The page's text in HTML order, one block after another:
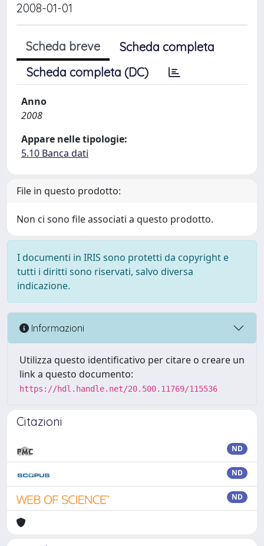
2008-01-01
Scheda breve
Scheda completa
Scheda completa (DC)
Anno
2008
Appare nelle tipologie:
5.10 Banca dati
File in questo prodotto:
Non ci sono file associati a questo prodotto.
I documenti in IRIS sono protetti da copyright e
tutti i diritti sono riservati, salvo diversa
indicazione.
Informazioni
Utilizza questo identificativo per citare o creare un
link a questo documento:
https://hdl.handle.net/20.500.11769/115536
Citazioni
ND
ND
ND